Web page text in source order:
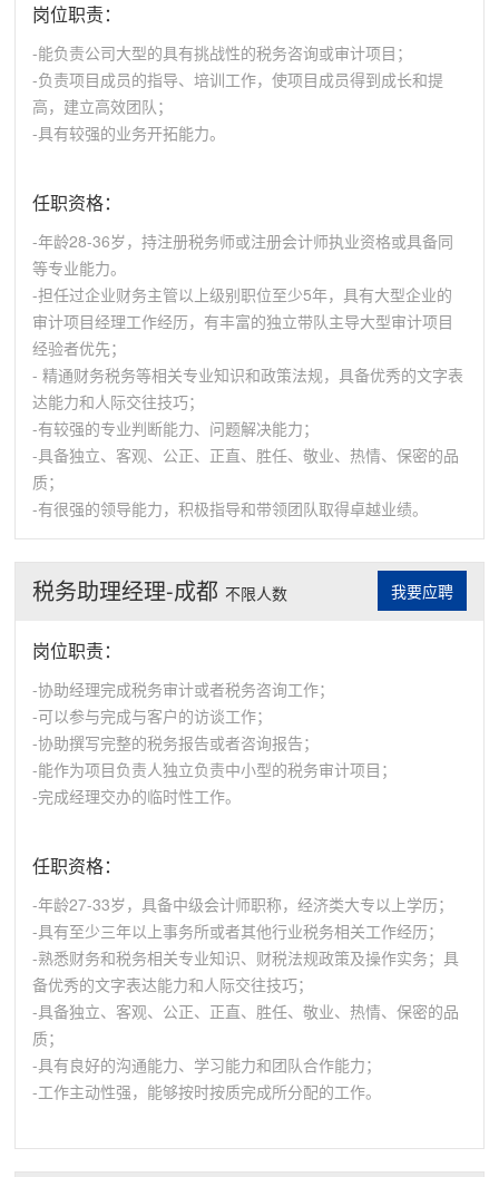
岗位职责：
-能负责公司大型的具有挑战性的税务咨询或审计项目；
-负责项目成员的指导、培训工作，使项目成员得到成长和提
高，建立高效团队；
-具有较强的业务开拓能力。
任职资格：
-年龄28-36岁，持注册税务师或注册会计师执业资格或具备同
等专业能力。
-担任过企业财务主管以上级别职位至少5年，具有大型企业的
审计项目经理工作经历，有丰富的独立带队主导大型审计项目
经验者优先；
- 精通财务税务等相关专业知识和政策法规，具备优秀的文字表
达能力和人际交往技巧；
-有较强的专业判断能力、问题解决能力；
-具备独立、客观、公正、正直、胜任、敬业、热情、保密的品
质；
-有很强的领导能力，积极指导和带领团队取得卓越业绩。
税务助理经理-成都 不限人数 我要应聘
岗位职责：
-协助经理完成税务审计或者税务咨询工作；
-可以参与完成与客户的访谈工作；
-协助撰写完整的税务报告或者咨询报告；
-能作为项目负责人独立负责中小型的税务审计项目；
-完成经理交办的临时性工作。
任职资格：
-年龄27-33岁，具备中级会计师职称，经济类大专以上学历；
-具有至少三年以上事务所或者其他行业税务相关工作经历；
-熟悉财务和税务相关专业知识、财税法规政策及操作实务；具
备优秀的文字表达能力和人际交往技巧；
-具备独立、客观、公正、正直、胜任、敬业、热情、保密的品
质；
-具有良好的沟通能力、学习能力和团队合作能力；
-工作主动性强，能够按时按质完成所分配的工作。